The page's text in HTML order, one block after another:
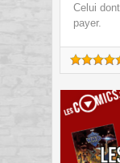
Celui
payer.